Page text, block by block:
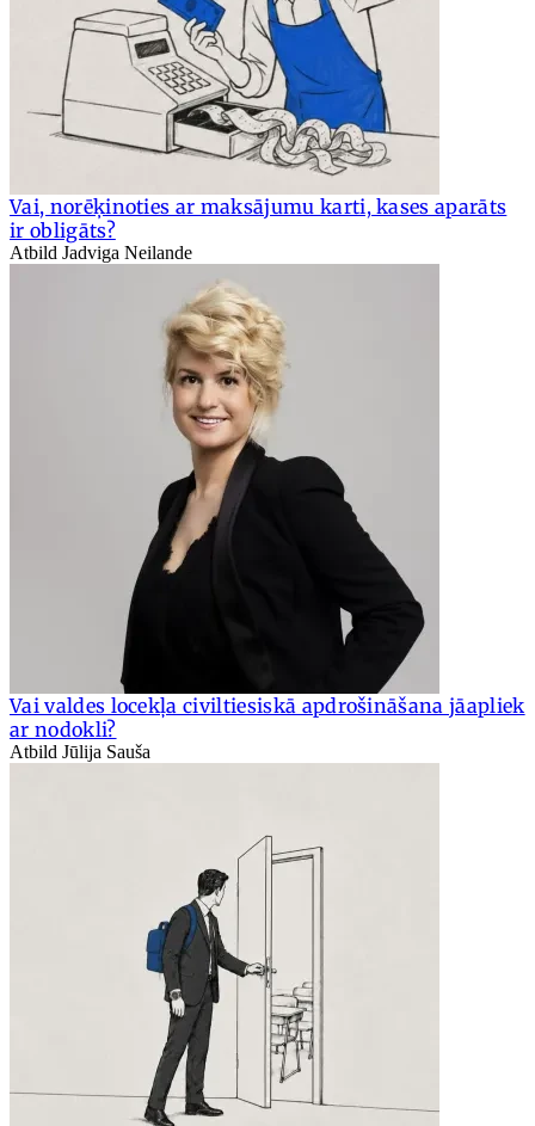
Vai, norēķinoties ar maksājumu karti, kases aparāts
ir obligāts?
Atbild Jadviga Neilande
Vai valdes locekļa civiltiesiskā apdrošināšana jāapliek
ar nodokli?
Atbild Jūlija Sauša